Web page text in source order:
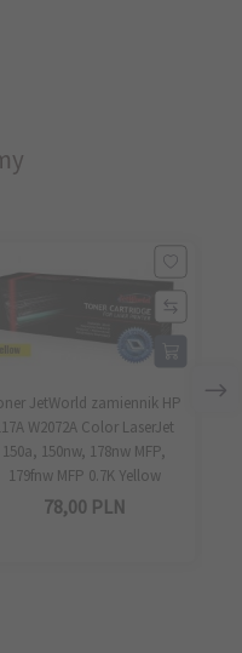
JetWorld zamiennik HP
W2072A Color LaserJet
150a, 150nw, 178nw MFP,
179fnw MFP 0.7K Yellow
78,00 PLN